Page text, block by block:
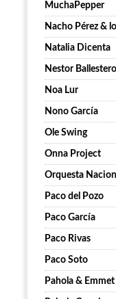
MuchaPepper
Nacho Pérez &
Natalia Dicenta
Nestor
Noa Lur
Nono García
Ole Swing
Onna Project
Orquesta
Paco del Pozo
Paco García
Paco Rivas
Paco Soto
Pahola & Emmet